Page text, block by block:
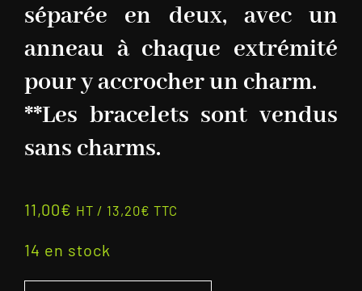
séparée en deux, avec un
anneau à chaque extrémité
pour y accrocher un charm.
**Les bracelets sont vendus
sans charms.
11,00€ HT / 13,20€ TTC
14 en stock